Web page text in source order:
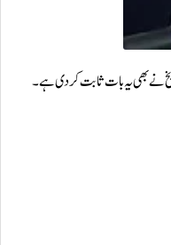
نے بھی یہ بات ثابت کر دی ہے۔